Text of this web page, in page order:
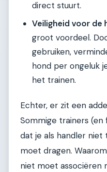
direct stuurt.
Veiligheid voor de
groot voordeel.
gebruiken,
hond per ongeluk
het trainen.
Echter, er zit een
Sommige trainers (en
dat je als handler niet
moet dragen.
niet moet associëren